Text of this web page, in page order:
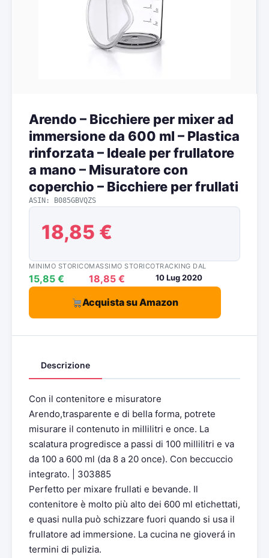
Arendo – Bicchiere per mixer ad
immersione da 600 ml – Plastica
rinforzata – Ideale per frullatore
a mano – Misuratore con
coperchio – Bicchiere per frullati
ASIN: B085GBVQZS
18,85 €
MINIMO STORICO
15,85 €
MASSIMO STORICO
18,85 €
TRACKING DAL
10 Lug 2020
Acquista su Amazon
Descrizione
Con il contenitore e misuratore
Arendo,trasparente e di bella forma, potrete
misurare il contenuto in millilitri e once. La
scalatura progredisce a passi di 100 millilitri e va
da 100 a 600 ml (da 8 a 20 once). Con beccuccio
integrato. | 303885
Perfetto per mixare frullati e bevande. Il
contenitore è molto più alto dei 600 ml etichettati,
e quasi nulla può schizzare fuori quando si usa il
frullatore ad immersione. La cucina ne gioverá in
termini di pulizia.